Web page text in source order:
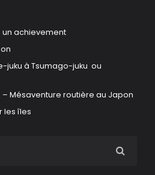
un achievement
juku à Tsumago-juku ou
– Mésaventure routière au Japon
les îles